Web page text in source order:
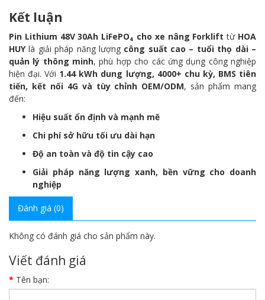
Kết luận
Pin Lithium 48V 30Ah LiFePO₄ cho xe nâng Forklift từ HOA
HUYlà giải pháp năng lượng công suất cao – tuổi thọ dài –
quản lý thông minh, phù hợp cho các ứng dụng công nghiệp
hiện đại. Với 1.44 kWh dung lượng, 4000+ chu kỳ, BMS tiên
tiến, kết nối 4G và tùy chỉnh OEM/ODM, sản phẩm mang
đến:
Hiệu suất ổn định và mạnh mẽ
Chi phí sở hữu tối ưu dài hạn
Độ an toàn và độ tin cậy cao
Giải pháp năng lượng xanh, bền vững cho doanh
nghiệp
Đánh giá (0)
Không có đánh giá cho sản phẩm này.
Viết đánh giá
Tên bạn: